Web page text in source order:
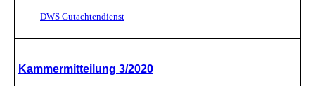
- DWS Gutachtendienst
Kammermitteilung 3/2020